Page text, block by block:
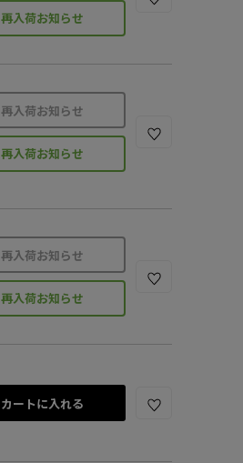
再入荷お知らせ
再入荷お知らせ
再入荷お知らせ
再入荷お知らせ
再入荷お知らせ
カートに入れる